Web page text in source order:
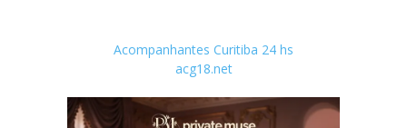
Acompanhantes Curitiba 24 hs
acg18.net